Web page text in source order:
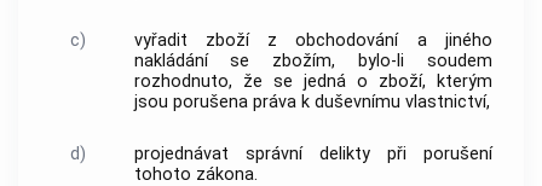
c)
vyřadit zboží z obchodování a jiného
nakládání se zbožím, bylo-li soudem
rozhodnuto, že se jedná o zboží, kterým
jsou porušena práva k duševnímu vlastnictví,
d)
projednávat správní delikty při porušení
tohoto zákona.